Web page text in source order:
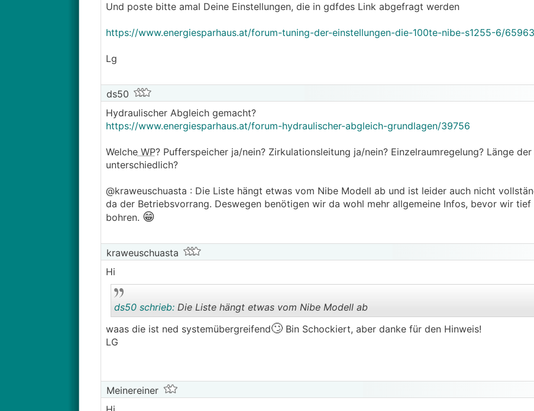
Und poste bitte amal Deine Einstellungen, die in gdfdes Link abgefragt werden
https://www.energiesparhaus.at/forum-tuning-der-einstellungen-die-100te-nibe-s1255-6/
Lg
ds50
Hydraulischer Abgleich gemacht?
https://www.energiesparhaus.at/forum-hydraulischer-abgleich-grundlagen/39756
WelcheWP? Pufferspeicher ja/nein? Zirkulationsleitung ja/nein? Einzelraumregelung? Länge
unterschiedlich?
@kraweuschuasta : Die Liste hängt etwas vom Nibe Modell ab und ist leider auch nicht
da der Betriebsvorrang. Deswegen benötigen wir da wohl mehr allgemeine Infos, bevor wir tief
bohren. 😁
kraweuschuasta
Hi
ds50 schrieb:Die Liste hängt etwas vom Nibe Modell ab
waas die ist ned systemübergreifend🙄Bin Schockiert, aber danke für den Hinweis!
LG
Meinereiner